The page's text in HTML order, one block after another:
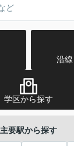
沿
学区から探す
主要駅から探す